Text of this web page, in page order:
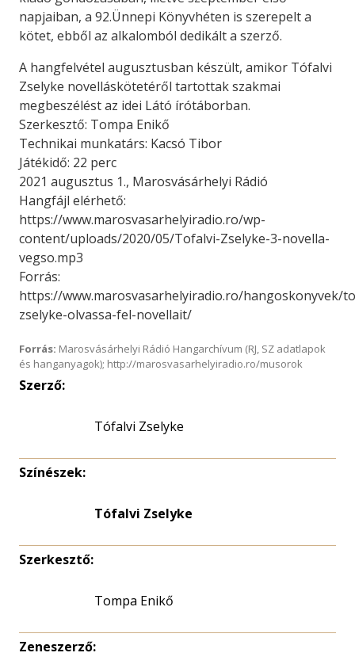
napjaiban, a 92.Ünnepi Könyvhéten is szerepelt a
kötet, ebből az alkalomból dedikált a szerző.
A hangfelvétel augusztusban készült, amikor Tófalvi
Zselyke novelláskötetéről tartottak szakmai
megbeszélést az idei Látó írótáborban.
Szerkesztő: Tompa Enikő
Technikai munkatárs: Kacsó Tibor
Játékidő: 22 perc
2021 augusztus 1., Marosvásárhelyi Rádió
Hangfájl elérhető:
https://www.marosvasarhelyiradio.ro/wp-
content/uploads/2020/05/Tofalvi-Zselyke-3-novella-
vegso.mp3
Forrás:
https://www.marosvasarhelyiradio.ro/hangoskonyvek/
zselyke-olvassa-fel-novellait/
Forrás: Marosvásárhelyi Rádió Hangarchívum (RJ, SZ adatlapok
és hanganyagok); http://marosvasarhelyiradio.ro/musorok
Szerző:
Tófalvi Zselyke
Színészek:
Tófalvi Zselyke
Szerkesztő:
Tompa Enikő
Zeneszerző: